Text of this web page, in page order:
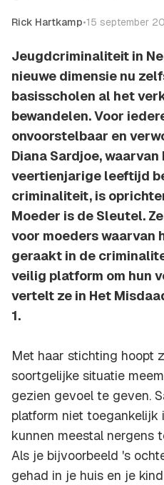
Rick Hartkamp•15 september
Jeugdcriminaliteit in
nieuwe dimensie nu
basisscholen al het
bewandelen. Voor
onvoorstelbaar en
Diana Sardjoe, waarvan
veertienjarige leeftijd
criminaliteit, is
Moeder is de Sleutel.
voor moeders waarvan
geraakt in de
veilig platform om hun
vertelt ze in Het
1.
Met haar stichting hoopt
soortgelijke situatie
gezien gevoel te geven.
platform niet toegankelijk
kunnen meestal nergens
Als je bijvoorbeeld 's
gehad in je huis en je